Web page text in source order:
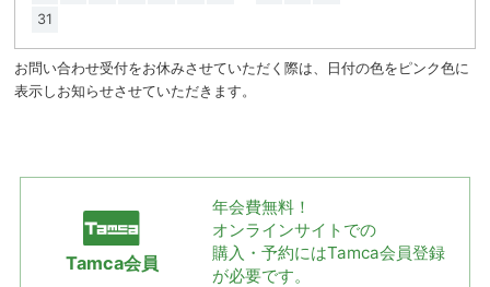
31
お問い合わせ受付をお休みさせていただく際は、日付の色をピンク色に
表示しお知らせさせていただきます。
Tamca会員
年会費無料！
オンラインサイトでの
購入・予約にはTamca会員登録
が必要です。